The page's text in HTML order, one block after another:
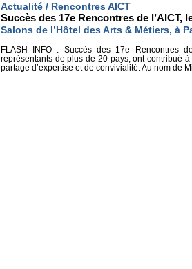
Actualité / Rencontres AICT
Succès des 17e Rencontres de l’AICT,
Salons de l’Hôtel des Arts & Métiers, à
FLASH INFO : Succès des 17e Rencontres
représentants de plus de 20 pays, ont contribué
partage d’expertise et de convivialité. Au nom de